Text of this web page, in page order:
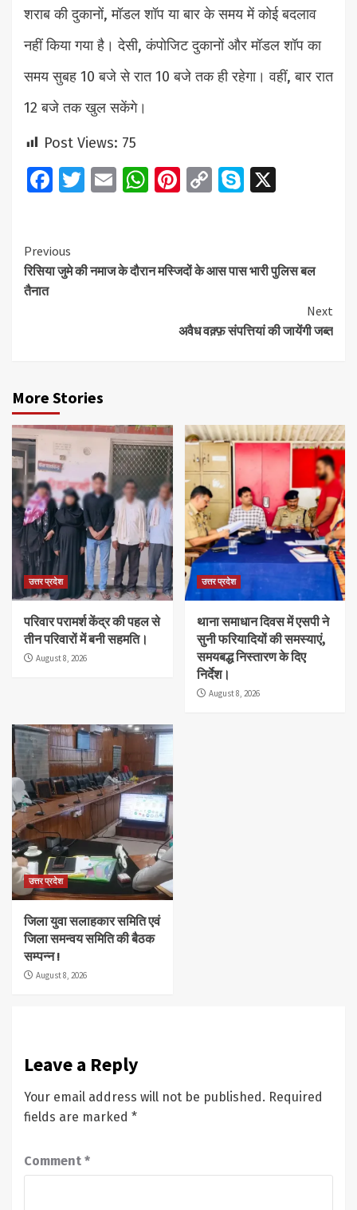
शराब की दुकानों, मॉडल शॉप या बार के समय में कोई बदलाव
नहीं किया गया है। देसी, कंपोजिट दुकानों और मॉडल शॉप का
समय सुबह 10 बजे से रात 10 बजे तक ही रहेगा। वहीं, बार रात
12 बजे तक खुल सकेंगे।
Post Views: 75
Facebook
Twitter
EmailWhatsApp
Pinterest
CopySkype
Continue
Reading
Previous
रिसिया जुमे की नमाज के दौरान मस्जिदों के आस पास भारी पुलिस बल
तैनात
Next
अवैध वक़्फ़ संपत्तियां की जायेंगी जब्त
More Stories
उत्तर प्रदेश
परिवार परामर्श केंद्र की पहल से
तीन परिवारों में बनी सहमति।
August 8, 2026
उत्तर प्रदेश
थाना समाधान दिवस में एसपी ने
सुनी फरियादियों की समस्याएं,
समयबद्ध निस्तारण के दिए
निर्देश।
August 8, 2026
उत्तर प्रदेश
जिला युवा सलाहकार समिति एवं
जिला समन्वय समिति की बैठक
सम्पन्न !
August 8, 2026
Leave a Reply
Your email address will not be published. Required
fields are marked *
Comment *